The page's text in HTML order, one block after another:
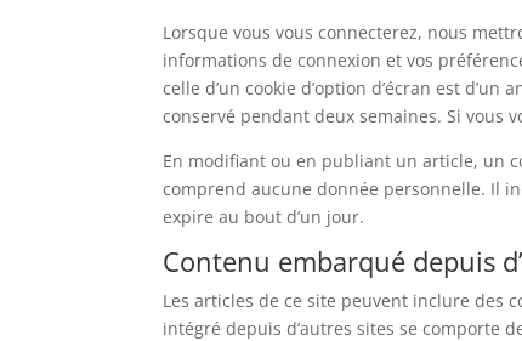
Lorsque vous vous connecterez, nous
informations de connexion et vos
celle d’un cookie d’option d’écran est
conservé pendant deux semaines. Si vous
En modifiant ou en publiant un article, un
comprend aucune donnée personnelle. Il
expire au bout d’un jour.
Contenu embarqué depuis
Les articles de ce site peuvent inclure des
intégré depuis d’autres sites se comporte